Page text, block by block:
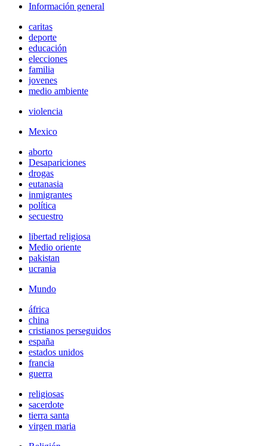
Información general
caritas
deporte
educación
elecciones
familia
jovenes
medio ambiente
violencia
Mexico
aborto
Desapariciones
drogas
eutanasia
inmigrantes
política
secuestro
libertad religiosa
Medio oriente
pakistan
ucrania
Mundo
áfrica
china
cristianos perseguidos
españa
estados unidos
francia
guerra
religiosas
sacerdote
tierra santa
virgen maria